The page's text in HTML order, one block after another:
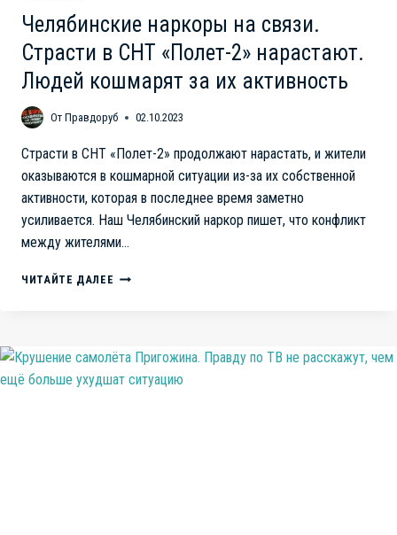
Челябинские наркоры на связи.
Страсти в СНТ «Полет-2» нарастают.
Людей кошмарят за их активность
От Правдоруб 02.10.2023
Страсти в СНТ «Полет-2» продолжают нарастать, и жители
оказываются в кошмарной ситуации из-за их собственной
активности, которая в последнее время заметно
усиливается. Наш Челябинский наркор пишет, что конфликт
между жителями…
ЧИТАЙТЕ ДАЛЕЕ ЧЕЛЯБИНСКИЕ
В
СНТ